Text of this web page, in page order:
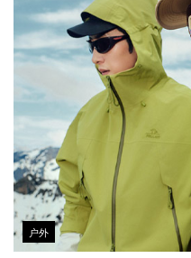
户外